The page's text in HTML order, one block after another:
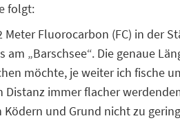
folgt:
Fluorocarbon (FC) in der
„Barschsee“. Die genaue
möchte, je weiter ich fische
immer flacher
und Grund nicht zu